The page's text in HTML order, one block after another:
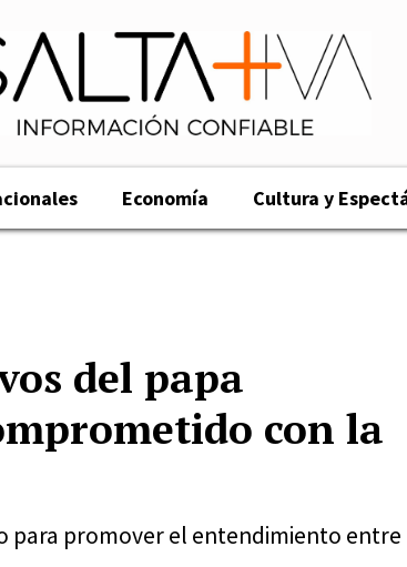
Economía Cultura y
del papa
con la
para promover el entendimiento entre